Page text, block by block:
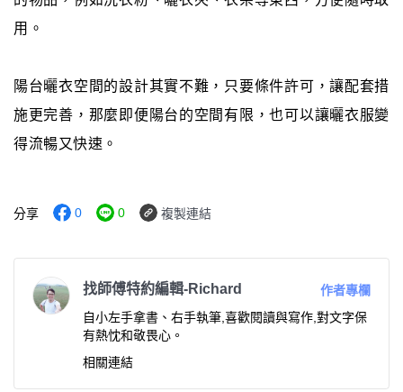
用。
陽台曬衣空間的設計其實不難，只要條件許可，讓配套措
施更完善，那麼即便陽台的空間有限，也可以讓曬衣服變
得流暢又快速。
分享 0 0 複製連結
找師傅特約編輯-Richard
作者專欄
自小左手拿書、右手執筆,喜歡閱讀與寫作,對文字保
有熱忱和敬畏心。
相關連結